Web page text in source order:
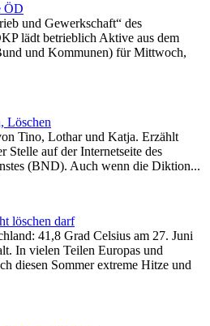
ÖD
und Gewerkschaft“ des
lädt betrieblich Aktive aus dem
und Kommunen) für Mittwoch,
Löschen
Tino, Lothar und Katja. Erzählt
Stelle auf der Internetseite des
(BND). Auch wenn die Diktion...
löschen darf
41,8 Grad Celsius am 27. Juni
In vielen Teilen Europas und
diesen Sommer extreme Hitze und